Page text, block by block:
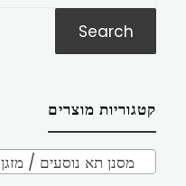
Search
קטגוריות מוצרים
מסנן תא נוסעים / מזגן